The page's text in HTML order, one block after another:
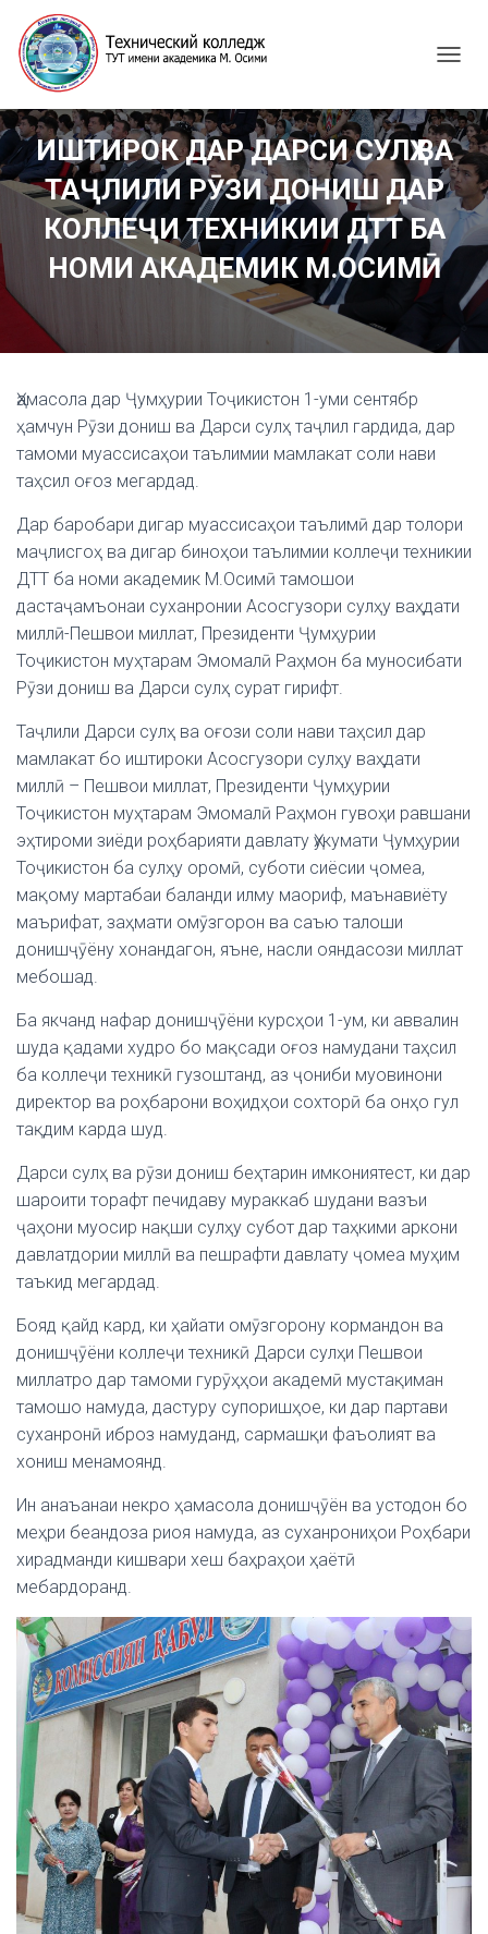
G
G
L
E
N
I
ИШТИРОК ДАР ДАРСИ СУЛҲ ВА
ТАҶЛИЛИ РӮЗИ ДОНИШ ДАР
КОЛЛЕҶИ ТЕХНИКИИ ДТТ БА
НОМИ АКАДЕМИК М.ОСИМӢ
Ҳамасола дар Ҷумҳурии Тоҷикистон 1-уми сентябр
ҳамчун Рӯзи дониш ва Дарси сулҳ таҷлил гардида, дар
тамоми муассисаҳои таълимии мамлакат соли нави
таҳсил оғоз мегардад.
Дар баробари дигар муассисаҳои таълимӣ дар толори
маҷлисгоҳ ва дигар биноҳои таълимии коллеҷи техникии
ДТТ ба номи академик М.Осимӣ тамошои
дастаҷамъонаи суханронии Асосгузори сулҳу ваҳдати
миллӣ-Пешвои миллат, Президенти Ҷумҳурии
Тоҷикистон муҳтарам Эмомалӣ Раҳмон ба муносибати
Рӯзи дониш ва Дарси сулҳ сурат гирифт.
Таҷлили Дарси сулҳ ва оғози соли нави таҳсил дар
мамлакат бо иштироки Асосгузори сулҳу ваҳдати
миллӣ – Пешвои миллат, Президенти Ҷумҳурии
Тоҷикистон муҳтарам Эмомалӣ Раҳмон гувоҳи равшани
эҳтироми зиёди роҳбарияти давлату Ҳукумати Ҷумҳурии
Тоҷикистон ба сулҳу оромӣ, суботи сиёсии ҷомеа,
мақому мартабаи баланди илму маориф, маънавиёту
маърифат, заҳмати омӯзгорон ва саъю талоши
донишҷӯёну хонандагон, яъне, насли ояндасози миллат
мебошад.
Ба якчанд нафар донишҷӯёни курсҳои 1-ум, ки аввалин
шуда қадами худро бо мақсади оғоз намудани таҳсил
ба коллеҷи техникӣ гузоштанд, аз ҷониби муовинони
директор ва роҳбарони воҳидҳои сохторӣ ба онҳо гул
тақдим карда шуд.
Дарси сулҳ ва рӯзи дониш беҳтарин имкониятест, ки дар
шароити торафт печидаву мураккаб шудани вазъи
ҷаҳони муосир нақши сулҳу субот дар таҳкими аркони
давлатдории миллӣ ва пешрафти давлату ҷомеа муҳим
таъкид мегардад.
Бояд қайд кард, ки ҳайати омӯзгорону кормандон ва
донишҷӯёни коллеҷи техникӣ Дарси сулҳи Пешвои
миллатро дар тамоми гурӯҳҳои академӣ мустақиман
тамошо намуда, дастуру супоришҳое, ки дар партави
суханронӣ иброз намуданд, сармашқи фаъолият ва
хониш менамоянд.
Ин анаъанаи некро ҳамасола донишҷӯён ва устодон бо
меҳри беандоза риоя намуда, аз суханрониҳои Роҳбари
хирадманди кишвари хеш баҳраҳои ҳаётӣ
мебардоранд.